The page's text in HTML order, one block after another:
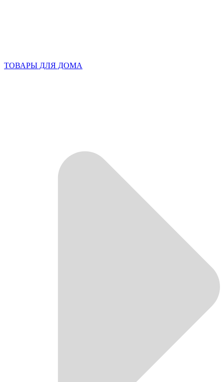
ТОВАРЫ ДЛЯ ДОМА